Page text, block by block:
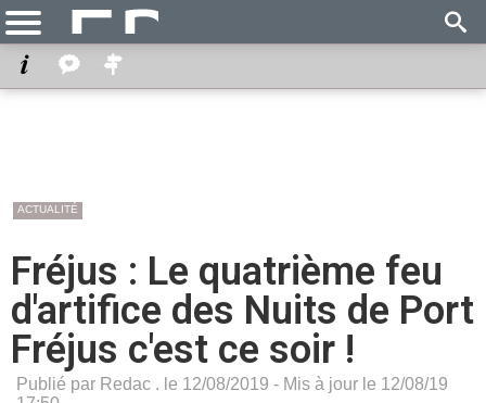
ACTUALITÉ
Fréjus : Le quatrième feu
d'artifice des Nuits de Port
Fréjus c'est ce soir !
Publié par Redac . le 12/08/2019 - Mis à jour le 12/08/19